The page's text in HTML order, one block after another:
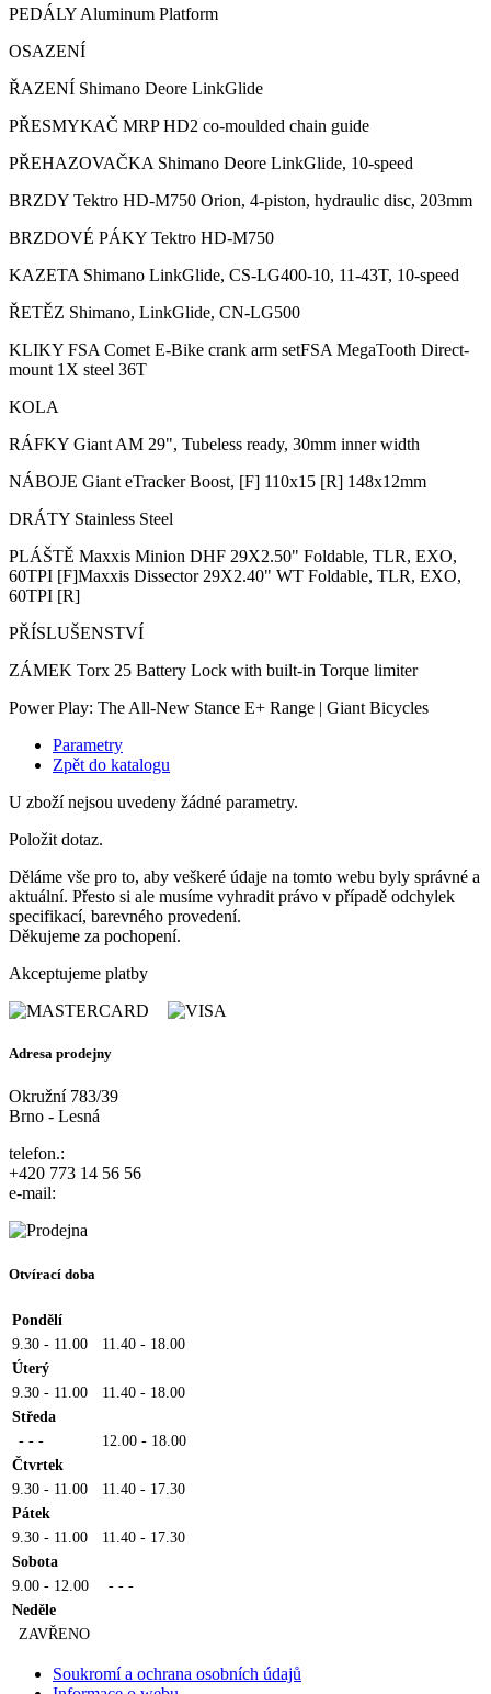
PEDÁLY Aluminum Platform
OSAZENÍ
ŘAZENÍ Shimano Deore LinkGlide
PŘESMYKAČ MRP HD2 co-moulded chain guide
PŘEHAZOVAČKA Shimano Deore LinkGlide, 10-speed
BRZDY Tektro HD-M750 Orion, 4-piston, hydraulic disc, 203mm
BRZDOVÉ PÁKY Tektro HD-M750
KAZETA Shimano LinkGlide, CS-LG400-10, 11-43T, 10-speed
ŘETĚZ Shimano, LinkGlide, CN-LG500
KLIKY FSA Comet E-Bike crank arm setFSA MegaTooth Direct-
mount 1X steel 36T
KOLA
RÁFKY Giant AM 29", Tubeless ready, 30mm inner width
NÁBOJE Giant eTracker Boost, [F] 110x15 [R] 148x12mm
DRÁTY Stainless Steel
PLÁŠTĚ Maxxis Minion DHF 29X2.50" Foldable, TLR, EXO,
60TPI [F]Maxxis Dissector 29X2.40" WT Foldable, TLR, EXO,
60TPI [R]
PŘÍSLUŠENSTVÍ
ZÁMEK Torx 25 Battery Lock with built-in Torque limiter
Power Play: The All-New Stance E+ Range | Giant Bicycles
Parametry
Zpět do katalogu
U zboží nejsou uvedeny žádné parametry.
Položit dotaz.
Děláme vše pro to, aby veškeré údaje na tomto webu byly správné a
aktuální. Přesto si ale musíme vyhradit právo v případě odchylek
specifikací, barevného provedení.
Děkujeme za pochopení.
Akceptujeme platby
Adresa prodejny
Okružní 783/39
Brno - Lesná
telefon.:
+420 773 14 56 56
e-mail:
Otvírací doba
Pondělí
9.30 - 11.00
11.40 - 18.00
Úterý
9.30 - 11.00
11.40 - 18.00
Středa
- - -
12.00 - 18.00
Čtvrtek
9.30 - 11.00
11.40 - 17.30
Pátek
9.30 - 11.00
11.40 - 17.30
Sobota
9.00 - 12.00
- - -
Neděle
ZAVŘENO
Soukromí a ochrana osobních údajů